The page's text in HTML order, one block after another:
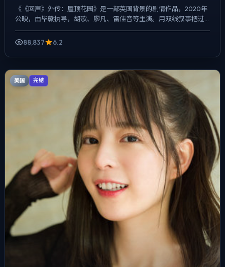
《《回声》外传：屋顶花园》是一部英国背景的剧情作品，2020年
公映，由毕赣执导，胡歌、廖凡、雷佳音等主演。用双线叙事把过
88,837
6.2
美国 完结